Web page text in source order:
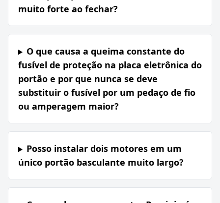
muito forte ao fechar?
O que causa a queima constante do
fusível de proteção na placa eletrônica do
portão e por que nunca se deve
substituir o fusível por um pedaço de fio
ou amperagem maior?
Posso instalar dois motores em um
único portão basculante muito largo?